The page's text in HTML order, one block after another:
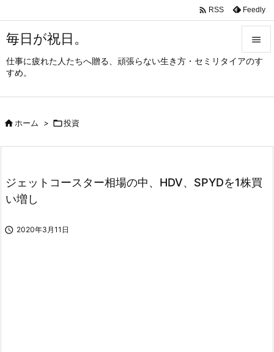
毎日が祝日。
仕事に疲れた人たちへ贈る、頑張らない生き方・セミリタイアのす
すめ。




 RSS Feedly
ホーム > 投資
ジェットコースター相場の中、HDV、SPYDを1株買
い増し
 2020年3月11日